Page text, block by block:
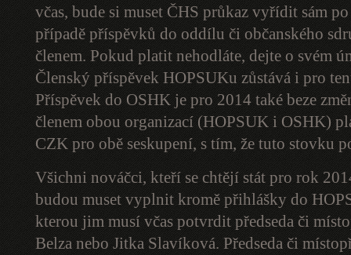
včas, bude si muset ČHS průkaz vyřídit sám
případě příspěvků do oddílu či občanského
členem. Pokud platit nehodláte, dejte o svém
Členský příspěvek HOPSUKu zůstává i pro
Příspěvek do OSHK je pro 2014 také beze
členem obou organizací (HOPSUK i OSHK)
CZK pro obě seskupení, s tím, že tuto stovku
Všichni nováčci, kteří se chtějí stát pro rok
budou muset vyplnit kromě přihlášky do
kterou jim musí včas potvrdit předseda či
Belza nebo Jitka Slavíková. Předseda či